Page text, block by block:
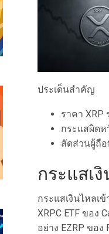
ประเด็นสำคัญ
ราคา XRP
กระแสผิดห
สัดส่วนผู้ถือ
กระแสเ
กระแสเงินไหลเ
XRPC ETF ของ
อย่าง EZRP ขอ